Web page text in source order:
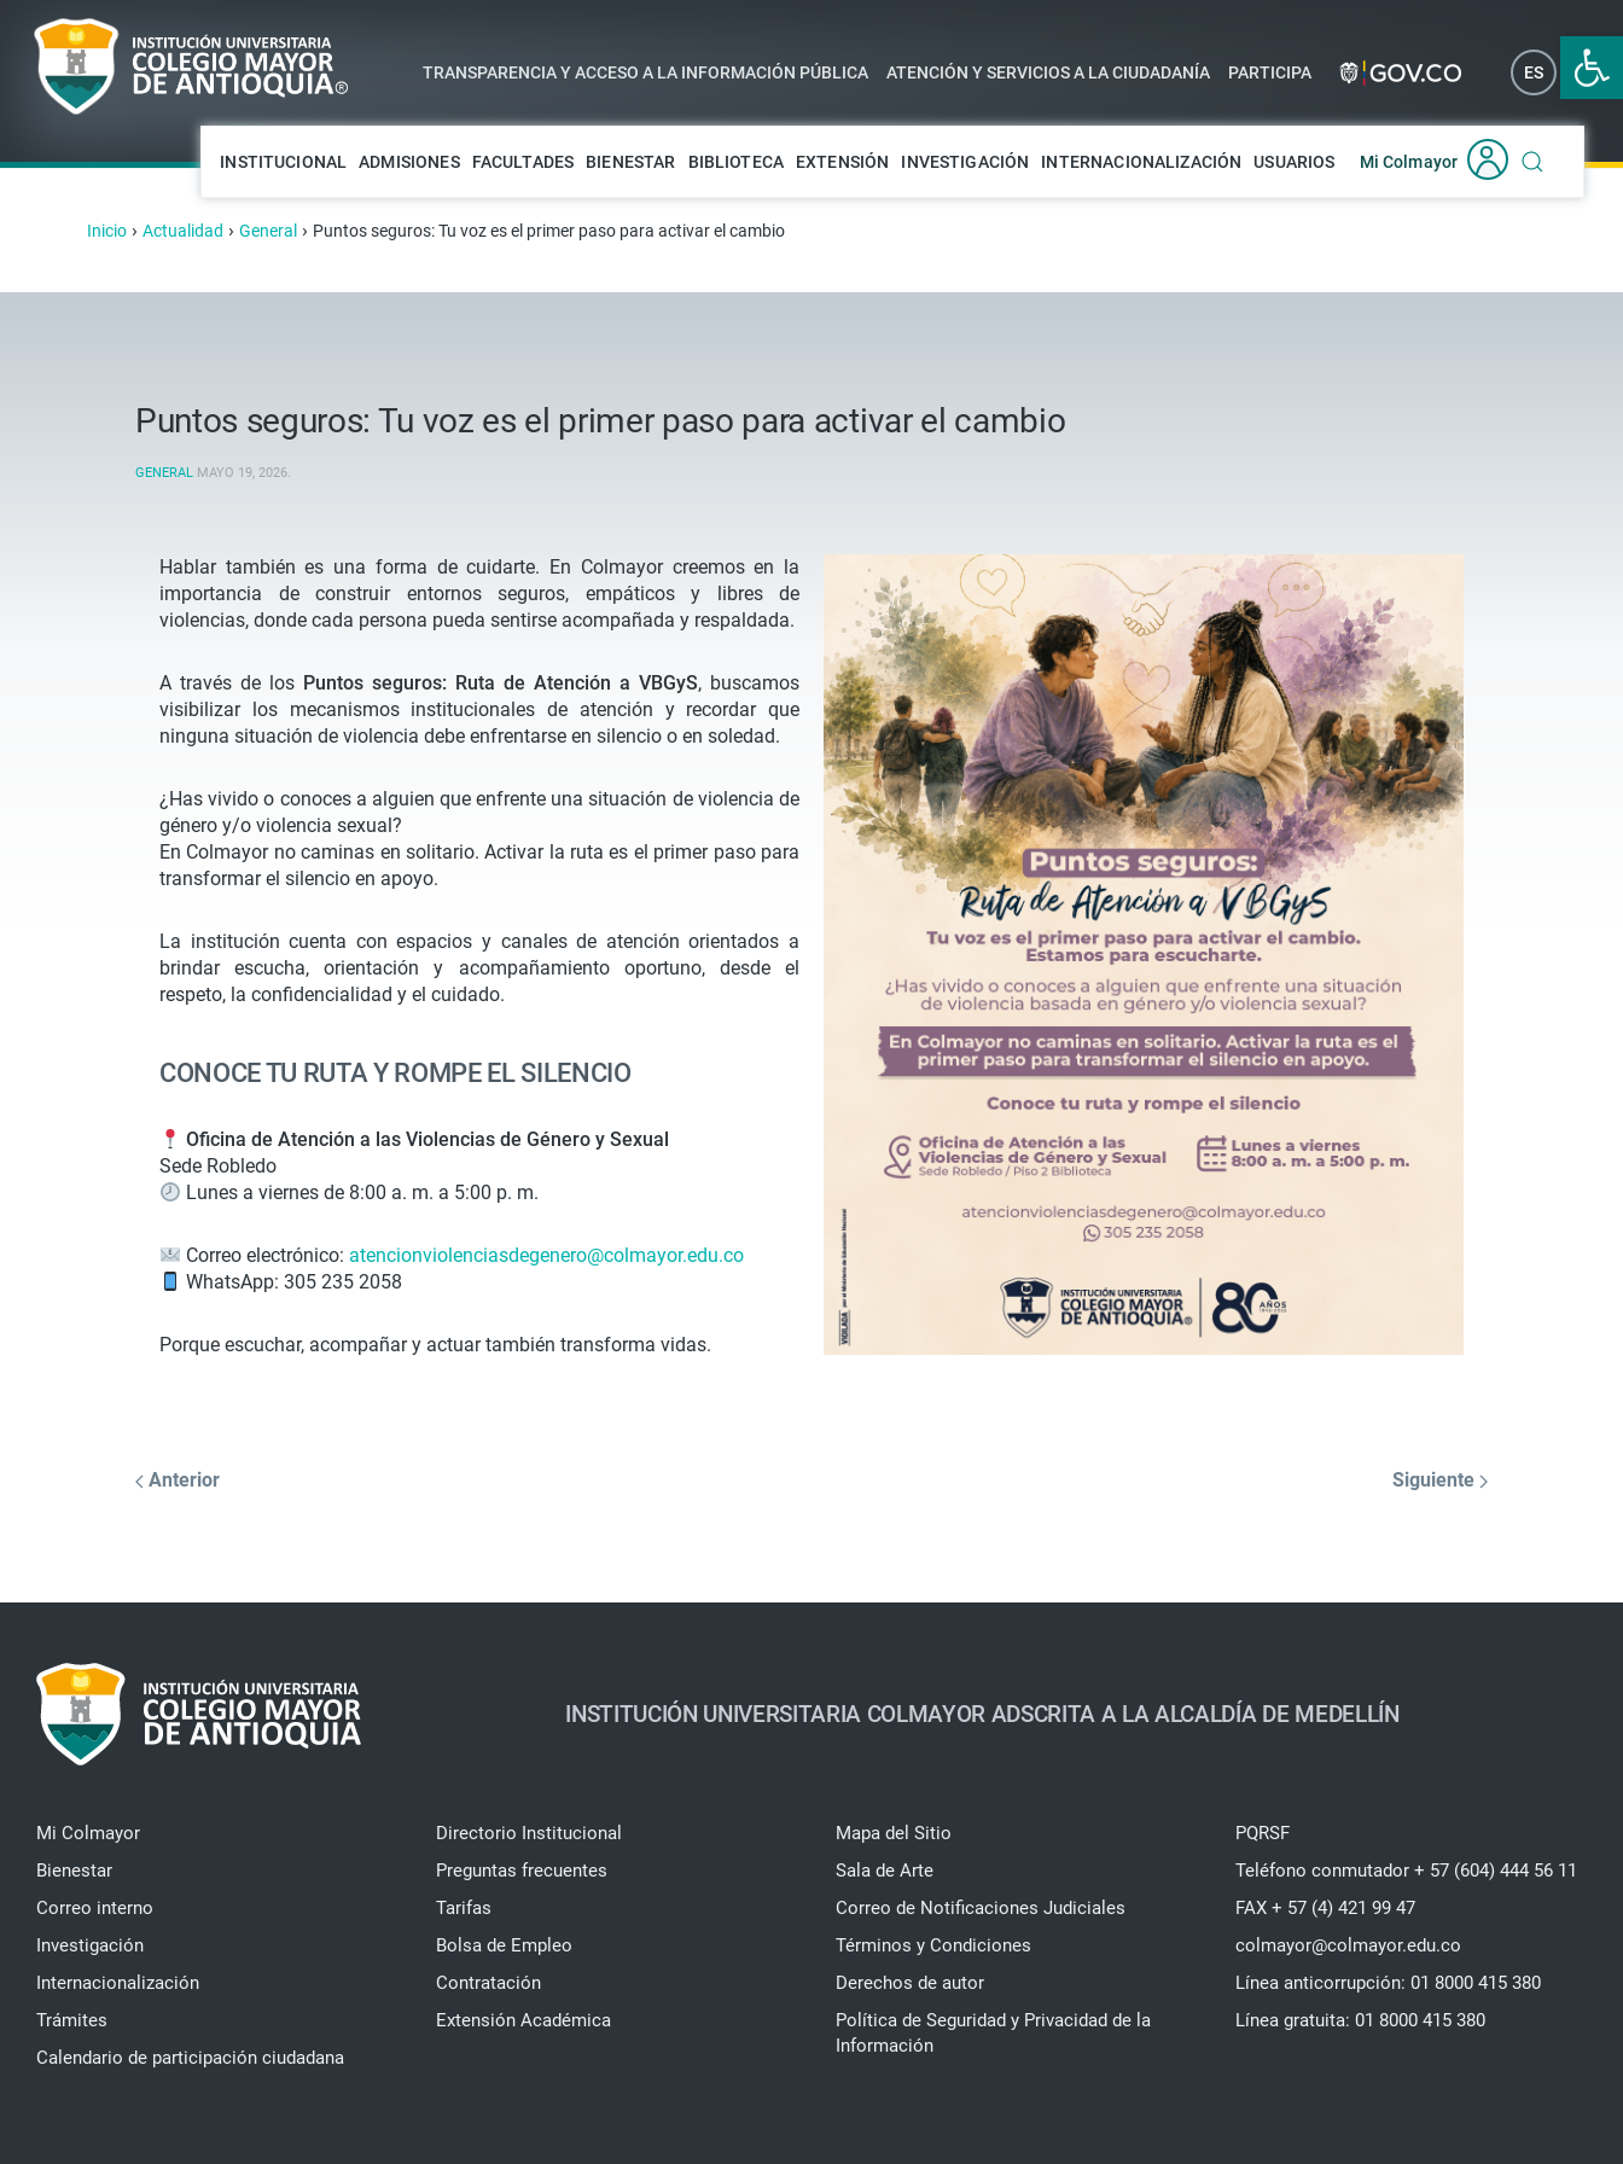
Abrir
TRANSPARENCIA Y ACCESO A LA INFORMACIÓN PÚBLICA ATENCIÓN Y SERVICIOS A LA CIUDADANÍA PARTICIPA ES EN
INSTITUCIONAL ADMISIONES FACULTADES BIENESTAR BIBLIOTECA EXTENSIÓN INVESTIGACIÓN INTERNACIONALIZACIÓN USUARIOS Mi Colmayor
Inicio › Actualidad › General › Puntos seguros: Tu voz es el primer paso para activar el cambio
Puntos seguros: Tu voz es el primer paso para activar el cambio
GENERAL MAYO 19, 2026.
Hablar también es una forma de cuidarte. En Colmayor creemos en la
importancia de construir entornos seguros, empáticos y libres de
violencias, donde cada persona pueda sentirse acompañada y respaldada.
A través de los Puntos seguros: Ruta de Atención a VBGyS, buscamos
visibilizar los mecanismos institucionales de atención y recordar que
ninguna situación de violencia debe enfrentarse en silencio o en soledad.
¿Has vivido o conoces a alguien que enfrente una situación de violencia de
género y/o violencia sexual?
En Colmayor no caminas en solitario. Activar la ruta es el primer paso para
transformar el silencio en apoyo.
La institución cuenta con espacios y canales de atención orientados a
brindar escucha, orientación y acompañamiento oportuno, desde el
respeto, la confidencialidad y el cuidado.
CONOCE TU RUTA Y ROMPE EL SILENCIO
Oficina de Atención a las Violencias de Género y Sexual
Sede Robledo
Lunes a viernes de 8:00 a. m. a 5:00 p. m.
Correo electrónico: atencionviolenciasdegenero@colmayor.edu.co
WhatsApp: 305 235 2058
Porque escuchar, acompañar y actuar también transforma vidas.
Anterior Siguiente
INSTITUCIÓN UNIVERSITARIA COLMAYOR ADSCRITA A LA ALCALDÍA DE MEDELLÍN
Mi Colmayor
Bienestar
Correo interno
Investigación
Internacionalización
Trámites
Calendario de participación ciudadana
Directorio Institucional
Preguntas frecuentes
Tarifas
Bolsa de Empleo
Contratación
Extensión Académica
Mapa del Sitio
Sala de Arte
Correo de Notificaciones Judiciales
Términos y Condiciones
Derechos de autor
Política de Seguridad y Privacidad de la
Información
PQRSF
Teléfono conmutador + 57 (604) 444 56 11
FAX + 57 (4) 421 99 47
colmayor@colmayor.edu.co
Línea anticorrupción: 01 8000 415 380
Línea gratuita: 01 8000 415 380